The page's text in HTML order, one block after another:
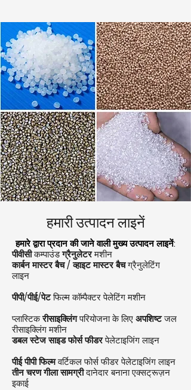
हमारी उत्पादन लाइनें
हमारे द्वारा प्रदान की जाने वाली मुख्य उत्पादन लाइनें:
पीवीसीकम्पाउंडग्रैनुलेटरमशीन
कार्बन मास्टर बैच / व्हाइट मास्टर बैचग्रैनुलेटिंग
लाइन
पीपी/पीई/पेटफिल्म कॉम्पैक्टर पेलेटिंग मशीन
प्लास्टिकरीसाइक्लिंगपरियोजना के लिएअपशिष्टजल
रीसाइक्लिंग मशीन
डबल स्टेज साइड फोर्स फीडरपेलेटाइजिंग लाइन
पीई पीपी फिल्मवर्टिकल फोर्स फीडर पेलेटाइजिंग लाइन
तीन चरण गीला सामग्रीदानेदार बनाना एक्सट्रूज़न
इकाई